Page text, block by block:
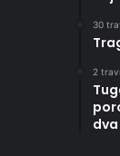
30
2